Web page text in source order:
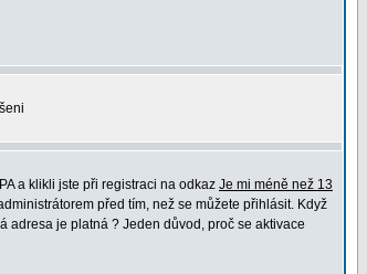
a klikli jste při registraci na odkaz Je mi méně než 13
před tím, než se můžete přihlásit. Když
adresa je platná ? Jeden důvod, proč se aktivace